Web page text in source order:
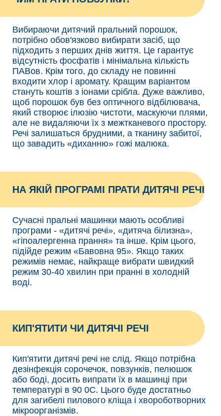
Вибираючи дитячий пральний порошок,
потрібно обов'язково вибирати засіб, що
підходить з перших днів життя. Це гарантує
відсутність фосфатів і мінімальна кількість
ПАВов. Крім того, до складу не повинні
входити хлор і аромату. Кращим варіантом
стануть коштів з іонами срібла. Дуже важливо,
щоб порошок був без оптичного відбілювача,
який створює ілюзію чистоти, маскуючи плями,
але не видаляючи їх з межтканевого простору.
Речі залишаться брудними, а тканину забитої,
що завадить «диханню» гожі малюка.
НА ЯКІЙ ПРОГРАМІ ПРАТИ ДИТЯЧІ РЕЧІ
Сучасні пральні машинки мають особливі
програми - «дитячі речі», «дитяча білизна»,
«гіпоалергенна прання» та інше. Крім цього,
підійде режим «Бавовна 95». Якщо таких
режимів немає, найкраще вибрати швидкий
режим 30-40 хвилин при пранні в холодній
воді.
КИП'ЯТИТИ ЧИ ДИТЯЧІ РЕЧІ
Кип'ятити дитячі речі не слід. Якщо потрібна
дезінфекція сорочечок, повзунків, пелюшок
або боді, досить випрати їх в машинці при
температурі в 90 0С. Цього буде достатньо
для загибелі пилового кліща і хвороботворних
мікроорганізмів.